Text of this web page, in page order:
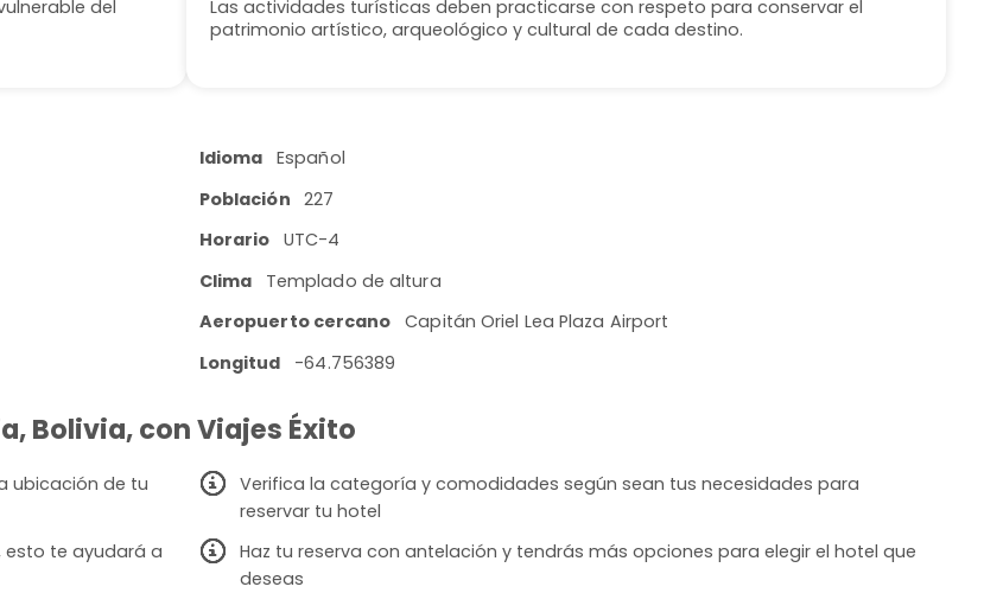
del
Las actividades turísticas deben practicarse con respeto para conservar el
patrimonio artístico, arqueológico y cultural de cada destino.
Idioma Español
Población
227
Horario
UTC-4
Clima
Templado de altura
Aeropuerto cercano
Capitán Oriel Lea Plaza Airport
Longitud -64.756389
Bolivia, con Viajes Éxito
ubicación de tu
Verifica la categoría y comodidades según sean tus necesidades para
reservar tu hotel
esto te ayudará a
Haz tu reserva con antelación y tendrás más opciones para elegir el hotel que
deseas